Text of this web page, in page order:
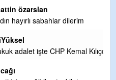
Kılıçdaroğlu